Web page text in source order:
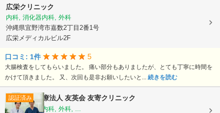
広栄クリニック
内科, 消化器内科, 外科
沖縄県宜野湾市嘉数2丁目2番1号
広栄メディカルビル2F
口コミ: 1件 5
大腸検査をしてもらいました。 痛い部分もありましたが、とても丁寧に時間を
かけて頂きました。 又、次回も是非お願いしたいと... 続きを読む
認証済み 医療法人 友英会 友寄クリニック
内科, 消化器内科, 外科, ...